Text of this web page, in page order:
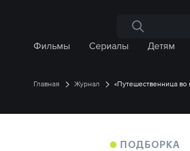
Поиск по сайту
Фильмы Сериалы Детям
Главная Журнал «Путешественница во
ПОДБОРКА